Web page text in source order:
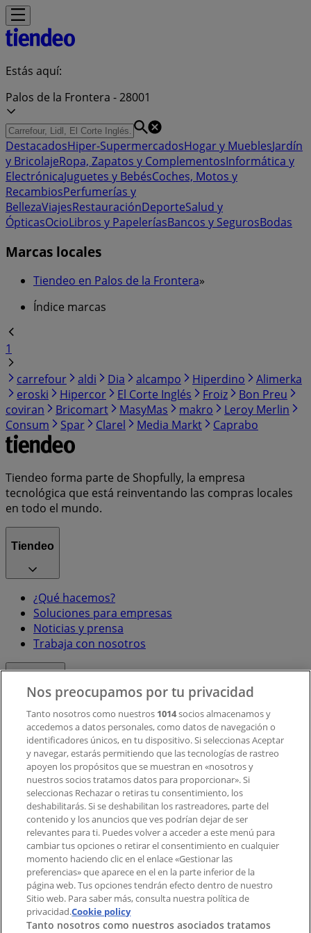
Estás aquí:
Palos de la Frontera - 28001
DestacadosHiper-SupermercadosHogar y MueblesJardín
y BricolajeRopa, Zapatos y ComplementosInformática y
ElectrónicaJuguetes y BebésCoches, Motos y
RecambiosPerfumerías y
BellezaViajesRestauraciónDeporteSalud y
ÓpticasOcioLibros y PapeleríasBancos y SegurosBodas
Marcas locales
Tiendeo en Palos de la Frontera»
Índice marcas
1
carrefour
aldi Dia alcampo Hiperdino
Alimerka
eroski
Hipercor El Corte Inglés Froiz
Bon Preu
coviran
Bricomart MasyMas makro
Leroy Merlin
Consum
Spar Clarel Media Markt Caprabo
Tiendeo forma parte de Shopfully, la empresa
tecnológica que está reinventando las compras locales
en todo el mundo.
Tiendeo
¿Qué hacemos?
Soluciones para empresas
Noticias y prensa
Trabaja con nosotros
Contacto comercial y de marketing
Tienda mal colocada en el mapa
Notificar un folleto
¿Encontraste un problema en la web o en la
aplicación?
Índices
Marcas
Marcas locales
Negocios
Negocios cercanos
Nos preocupamos por tu privacidad
Tanto nosotros como nuestros 1014socios almacenamos y
accedemos a datos personales, como datos de navegación o
identificadores únicos, en tu dispositivo. Si seleccionas Aceptar
y navegar, estarás permitiendo que las tecnologías de rastreo
apoyen los propósitos que se muestran en «nosotros y
nuestros socios tratamos datos para proporcionar». Si
seleccionas Rechazar o retiras tu consentimiento, los
deshabilitarás. Si se deshabilitan los rastreadores, parte del
contenido y los anuncios que ves podrían dejar de ser
relevantes para ti. Puedes volver a acceder a este menú para
cambiar tus opciones o retirar el consentimiento en cualquier
momento haciendo clic en el enlace «Gestionar las
preferencias» que aparece en el en la parte inferior de la
página web. Tus opciones tendrán efecto dentro de nuestro
Sitio web. Para saber más, consulta nuestra política de
privacidad.Cookie policy
Tanto nosotros como nuestros asociados tratamos